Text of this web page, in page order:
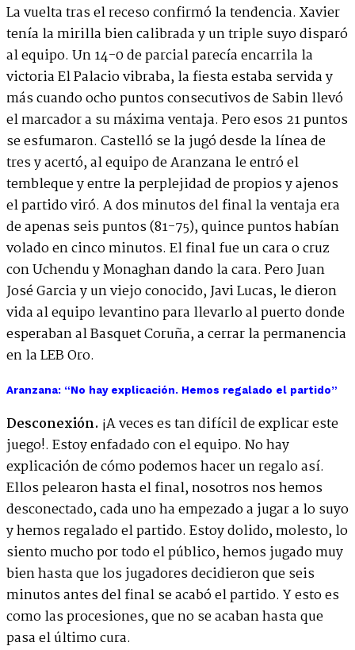
La vuelta tras el receso confirmó la tendencia. Xavier
tenía la mirilla bien calibrada y un triple suyo disparó
al equipo. Un 14-0 de parcial parecía encarrila la
victoria El Palacio vibraba, la fiesta estaba servida y
más cuando ocho puntos consecutivos de Sabin llevó
el marcador a su máxima ventaja. Pero esos 21 puntos
se esfumaron. Castelló se la jugó desde la línea de
tres y acertó, al equipo de Aranzana le entró el
tembleque y entre la perplejidad de propios y ajenos
el partido viró. A dos minutos del final la ventaja era
de apenas seis puntos (81-75), quince puntos habían
volado en cinco minutos. El final fue un cara o cruz
con Uchendu y Monaghan dando la cara. Pero Juan
José Garcia y un viejo conocido, Javi Lucas, le dieron
vida al equipo levantino para llevarlo al puerto donde
esperaban al Basquet Coruña, a cerrar la permanencia
en la LEB Oro.
Aranzana: “No hay explicación. Hemos regalado el partido”
Desconexión. ¡A veces es tan difícil de explicar este
juego!. Estoy enfadado con el equipo. No hay
explicación de cómo podemos hacer un regalo así.
Ellos pelearon hasta el final, nosotros nos hemos
desconectado, cada uno ha empezado a jugar a lo suyo
y hemos regalado el partido. Estoy dolido, molesto, lo
siento mucho por todo el público, hemos jugado muy
bien hasta que los jugadores decidieron que seis
minutos antes del final se acabó el partido. Y esto es
como las procesiones, que no se acaban hasta que
pasa el último cura.